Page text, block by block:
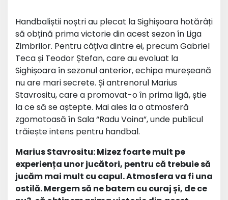
Handbaliștii noștri au plecat la Sighișoara hotărâți
să obțină prima victorie din acest sezon în Liga
Zimbrilor. Pentru câțiva dintre ei, precum Gabriel
Teca și Teodor Ștefan, care au evoluat la
Sighișoara în sezonul anterior, echipa mureșeană
nu are mari secrete. Și antrenorul Marius
Stavrositu, care a promovat-o în prima ligă, știe
la ce să se aștepte. Mai ales la o atmosferă
zgomotoasă în Sala “Radu Voina”, unde publicul
trăiește intens pentru handbal.
Marius Stavrositu: Mizez foarte mult pe
experiența unor jucători, pentru că trebuie să
jucăm mai mult cu capul. Atmosfera va fi una
ostilă. Mergem să ne batem cu curaj și, de ce